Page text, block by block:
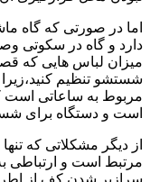
اما در صورتی که گاه
دارد و گاه در سکوتی
میزان لباس هایی که
شستشو تنظیم
مربوط به ساعاتی
است و دستگاه برای
از دیگر مشکلاتی که
مرتبط است و ارتباطی
سرازیر شدن کف از